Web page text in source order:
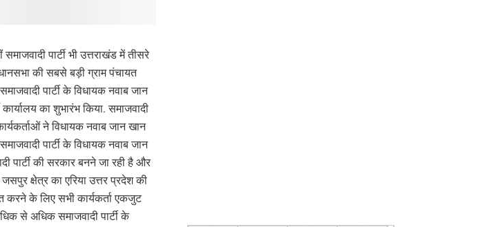
पार्टी भी उत्तराखंड में तीसरे
की सबसे बड़ी ग्राम पंचायत
पार्टी के विधायक नवाब जान
का शुभारंभ किया. समाजवादी
ने विधायक नवाब जान खान
पार्टी के विधायक नवाब जान
पार्टी की सरकार बनने जा रही है और
क्षेत्र का एरिया उत्तर प्रदेश की
करने के लिए सभी कार्यकर्ता एकजुट
से अधिक समाजवादी पार्टी के